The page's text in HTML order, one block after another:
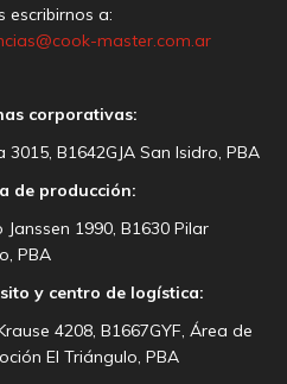
escribirnos a:
master.com.ar
corporativas:
3015, B1642GJA San Isidro, PBA
de producción:
Janssen 1990, B1630 Pilar
PBA
y centro de logística:
4208, B1667GYF, Área de
El Triángulo, PBA